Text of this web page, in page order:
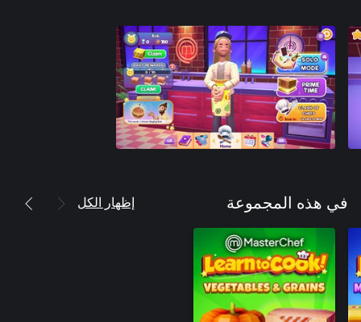
في هذه المجموعة إظهار الكل